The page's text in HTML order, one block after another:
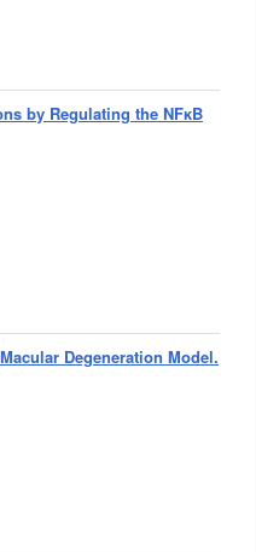
by Regulating the NFκB
Degeneration Model.